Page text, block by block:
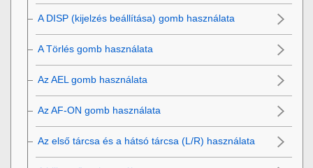
A DISP (kijelzés beállítása) gomb használata
A Törlés gomb használata
Az AEL gomb használata
Az AF-ON gomb használata
Az első tárcsa és a hátsó tárcsa (L/R) használata